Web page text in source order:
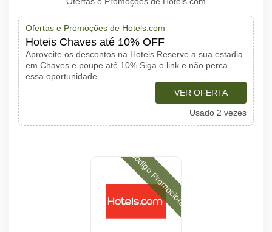
Ofertas e Promoções de Hotels.com
Hoteis Chaves até 10% OFF
Aproveite os descontos na Hoteis Reserve a sua estadia
em Chaves e poupe até 10% Siga o link e não perca
essa oportunidade
VER OFERTA
Usado 2 vezes
Código Promocional